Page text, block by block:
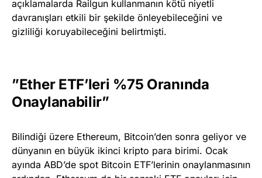
açıklamalarda Railgun kullanmanın kötü niyetli
davranışları etkili bir şekilde önleyebileceğini ve
gizliliği koruyabileceğini belirtmişti.
”Ether ETF’leri %75 Oranında
Onaylanabilir”
Bilindiği üzere Ethereum, Bitcoin’den sonra geliyor ve
dünyanın en büyük ikinci kripto para birimi. Ocak
ayında ABD’de spot Bitcoin ETF’lerinin onaylanmasının